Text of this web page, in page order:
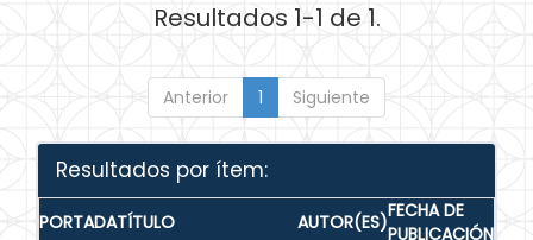
Resultados 1-1 de 1.
Anterior 1 Siguiente
Resultados por ítem:
PORTADATÍTULO AUTOR(ES)FECHA DE
PUBLICACIÓN